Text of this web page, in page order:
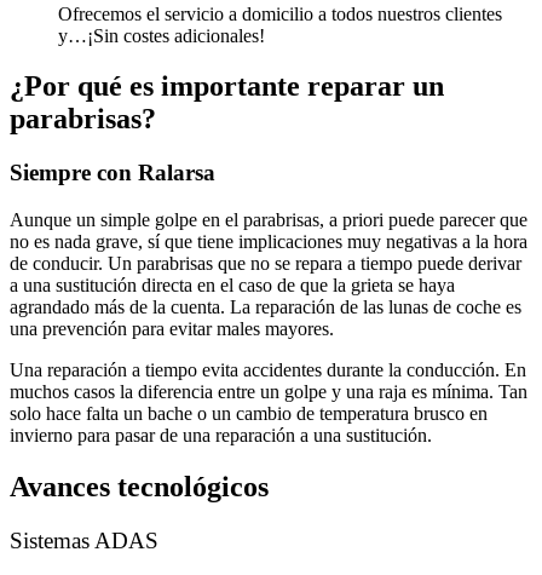
Ofrecemos el servicio a domicilio a todos nuestros clientes
y…¡Sin costes adicionales!
¿Por qué es importante reparar un
parabrisas?
Siempre con Ralarsa
Aunque un simple golpe en el parabrisas, a priori puede parecer que
no es nada grave, sí que tiene implicaciones muy negativas a la hora
de conducir. Un parabrisas que no se repara a tiempo puede derivar
a una sustitución directa en el caso de que la grieta se haya
agrandado más de la cuenta. La reparación de las lunas de coche es
una prevención para evitar males mayores.
Una reparación a tiempo evita accidentes durante la conducción. En
muchos casos la diferencia entre un golpe y una raja es mínima. Tan
solo hace falta un bache o un cambio de temperatura brusco en
invierno para pasar de una reparación a una sustitución.
Avances tecnológicos
Sistemas ADAS